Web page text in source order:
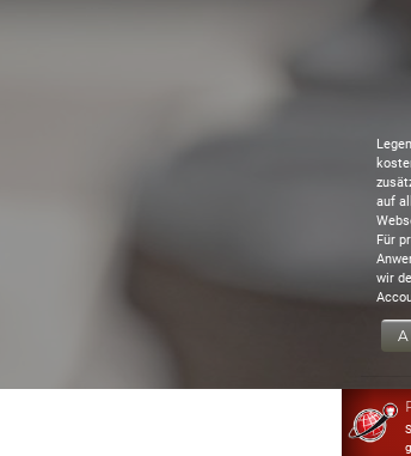
auf
Für
wir